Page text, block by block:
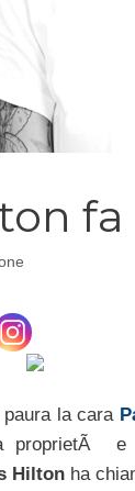
la cara
proprietÃ e
Hilton ha